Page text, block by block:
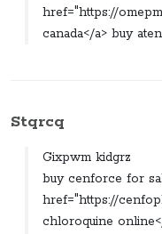
href="https://
canada</a> buy
Stqrcq
Gixpwm kidgrz
buy cenforce for
href="https://
chloroquine